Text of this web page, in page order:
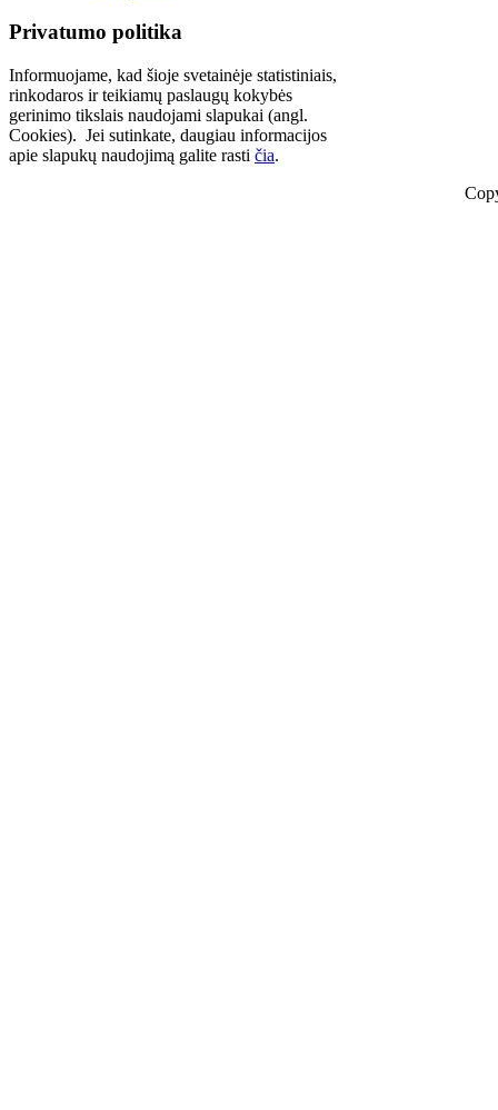
Privatumo politika
Informuojame, kad šioje svetainėje statistiniais,
rinkodaros ir teikiamų paslaugų kokybės
gerinimo tikslais naudojami slapukai (angl.
Cookies). Jei sutinkate, daugiau informacijos
apie slapukų naudojimą galite rasti čia.